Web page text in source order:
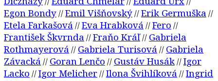
Egon Bondy//Emil Višňovský//Erik Germuška //
Etela Farkašová //Eva Hrabková //Fero //
František Škvrnda //Fraňo Kráľ// Gabriela
Rothmayerová // Gabriela Turisová // Gabriela
Závacká // Goran Lenčo // Gustáv Husák//Igor
Lacko //Igor Melicher//Ilona Švihlíková //Ingrid